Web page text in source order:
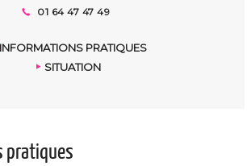
01 64 47 47 49
INFORMATIONS PRATIQUES
SITUATION
pratiques